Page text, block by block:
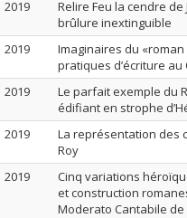
2019
Relire Feu la cendre
brûlure inextinguible
2019
Imaginaires du
pratiques d’écriture au
2019
Le parfait exemple du
édifiant en strophe
2019
La représentation des
Roy
2019
Cinq variations
et construction
Moderato Cantabile